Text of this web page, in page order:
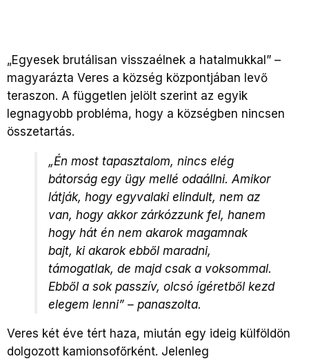
„Egyesek brutálisan visszaélnek a hatalmukkal” –
magyarázta Veres a község központjában levő
teraszon. A független jelölt szerint az egyik
legnagyobb probléma, hogy a községben nincsen
összetartás.
„Én most tapasztalom, nincs elég
bátorság egy ügy mellé odaállni. Amikor
látják, hogy egyvalaki elindult, nem az
van, hogy akkor zárkózzunk fel, hanem
hogy hát én nem akarok magamnak
bajt, ki akarok ebből maradni,
támogatlak, de majd csak a voksommal.
Ebből a sok passzív, olcsó ígéretből kezd
elegem lenni” – panaszolta.
Veres két éve tért haza, miután egy ideig külföldön
dolgozott kamionsofőrként. Jelenleg